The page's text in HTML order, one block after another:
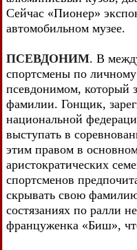
Сейчас «Пионер»
автомобильном музее.
ПСЕВДОНИМ. В
спортсмены по
псевдонимом, который
фамилии. Гонщик,
национальной
выступать в
этим правом в
аристократических
спортсменов
скрывать свою
состязаниях по ралли
француженка «Биш»,